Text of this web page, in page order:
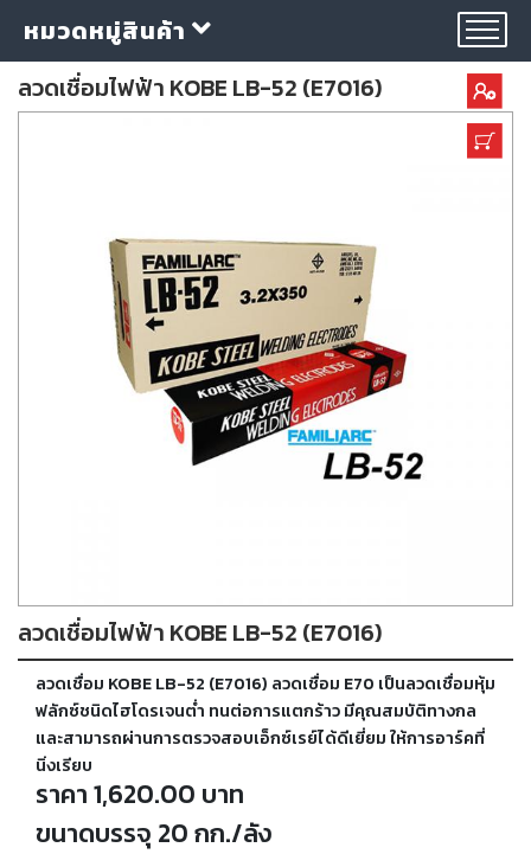
ท่อ
บรรจุ
วาล์ว
เชื่อม
หมวดหมู่สินค้า
ลวดเชื่อมไฟฟ้า KOBE LB-52 (E7016)
ลวดเชื่อมไฟฟ้า KOBE LB-52 (E7016)
ลวดเชื่อม KOBE LB-52 (E7016) ลวดเชื่อม E70 เป็นลวดเชื่อมหุ้ม
ฟลักซ์ชนิดไฮโดรเจนต่ำ ทนต่อการแตกร้าว มีคุณสมบัติทางกล
และสามารถผ่านการตรวจสอบเอ็กซ์เรย์ได้ดีเยี่ยม ให้การอาร์คที่
นิ่งเรียบ
ราคา 1,620.00 บาท
ขนาดบรรจุ 20 กก./ลัง